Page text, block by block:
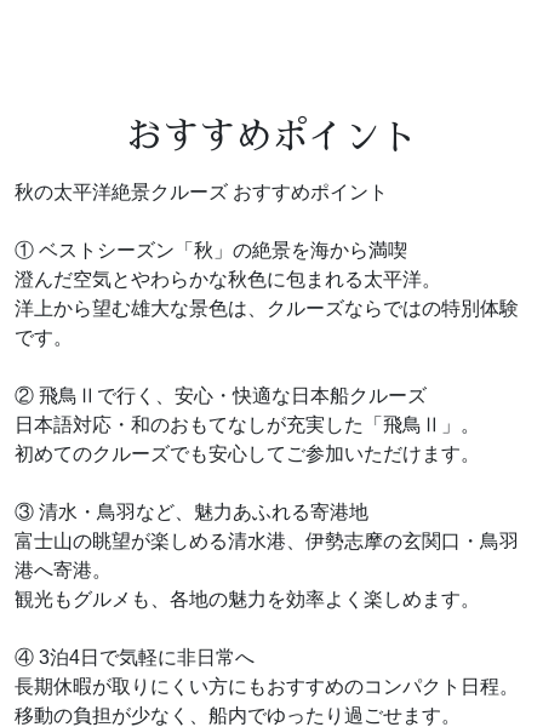
おすすめポイント
秋の太平洋絶景クルーズ おすすめポイント
① ベストシーズン「秋」の絶景を海から満喫
澄んだ空気とやわらかな秋色に包まれる太平洋。
洋上から望む雄大な景色は、クルーズならではの特別体験
です。
② 飛鳥Ⅱで行く、安心・快適な日本船クルーズ
日本語対応・和のおもてなしが充実した「飛鳥Ⅱ」。
初めてのクルーズでも安心してご参加いただけます。
③ 清水・鳥羽など、魅力あふれる寄港地
富士山の眺望が楽しめる清水港、伊勢志摩の玄関口・鳥羽
港へ寄港。
観光もグルメも、各地の魅力を効率よく楽しめます。
④ 3泊4日で気軽に非日常へ
長期休暇が取りにくい方にもおすすめのコンパクト日程。
移動の負担が少なく、船内でゆったり過ごせます。